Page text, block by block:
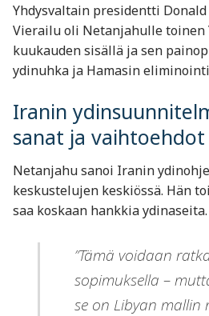
Yhdysvaltain presidentti
Vierailu oli Netanjahulle toinen
kuukauden sisällä ja sen
ydinuhka ja Hamasin
Iranin
sanat ja
Netanjahu sanoi Iranin
keskustelujen keskiössä. Hän
saa koskaan hankkia ydinaseita.
”Tämä voidaan
sopimuksella –
se on Libyan mallin